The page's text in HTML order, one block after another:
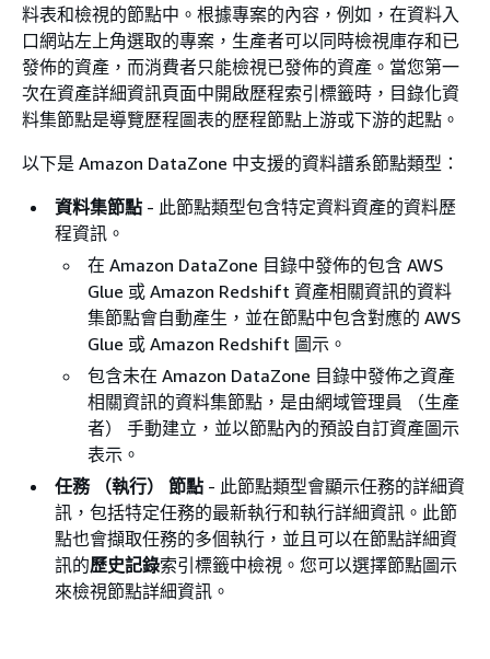
料表和檢視的節點中。根據專案的內容，例如，在資料入
口網站左上角選取的專案，生產者可以同時檢視庫存和已
發佈的資產，而消費者只能檢視已發佈的資產。當您第一
次在資產詳細資訊頁面中開啟歷程索引標籤時，目錄化資
料集節點是導覽歷程圖表的歷程節點上游或下游的起點。
以下是 Amazon DataZone 中支援的資料譜系節點類型：
資料集節點 - 此節點類型包含特定資料資產的資料歷
程資訊。
在 Amazon DataZone 目錄中發佈的包含 AWS
Glue 或 Amazon Redshift 資產相關資訊的資料
集節點會自動產生，並在節點中包含對應的 AWS
Glue 或 Amazon Redshift 圖示。
包含未在 Amazon DataZone 目錄中發佈之資產
相關資訊的資料集節點，是由網域管理員 （生產
者） 手動建立，並以節點內的預設自訂資產圖示
表示。
任務 （執行） 節點 - 此節點類型會顯示任務的詳細資
訊，包括特定任務的最新執行和執行詳細資訊。此節
點也會擷取任務的多個執行，並且可以在節點詳細資
訊的歷史記錄索引標籤中檢視。您可以選擇節點圖示
來檢視節點詳細資訊。